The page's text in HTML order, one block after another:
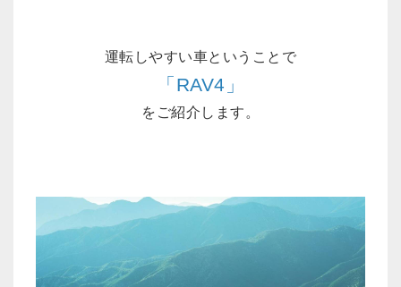
運転しやすい車ということで
「RAV4」
をご紹介します。